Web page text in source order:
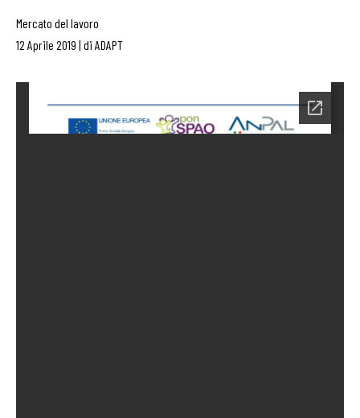
Mercato del lavoro
12 Aprile 2019 | di ADAPT